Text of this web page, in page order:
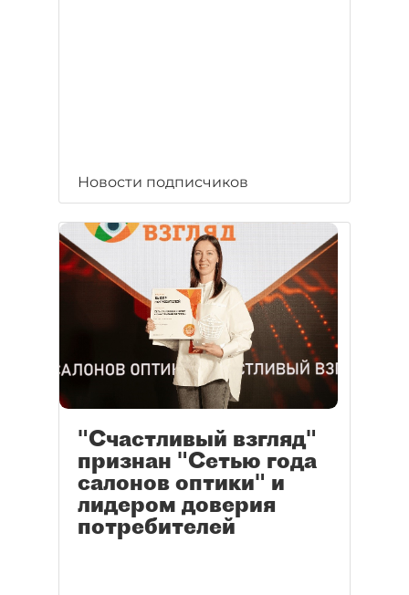
Новости подписчиков
"Счастливый взгляд"
признан "Сетью года
салонов оптики" и
лидером доверия
потребителей